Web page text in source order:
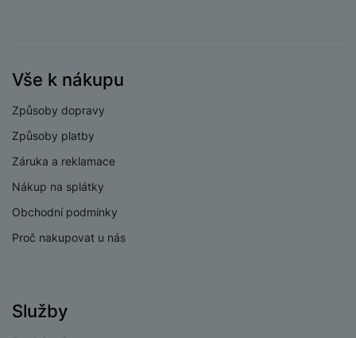
Vše k nákupu
Způsoby dopravy
Způsoby platby
Záruka a reklamace
Nákup na splátky
Obchodní podmínky
Proč nakupovat u nás
Služby